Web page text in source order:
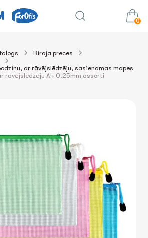
0
Summa:
Biroja preces
ar rāvējslēdzēju, sasienamas mapes
rāvējslēdzēju A4 0.25mm assorti